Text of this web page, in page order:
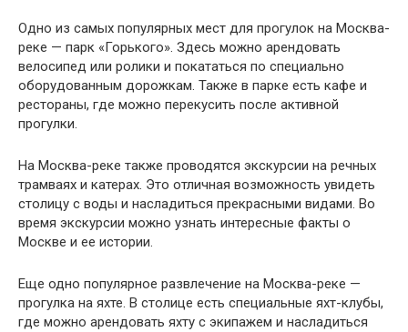
Одно из самых популярных мест для прогулок на Москва-
реке — парк «Горького». Здесь можно арендовать
велосипед или ролики и покататься по специально
оборудованным дорожкам. Также в парке есть кафе и
рестораны, где можно перекусить после активной
прогулки.
На Москва-реке также проводятся экскурсии на речных
трамваях и катерах. Это отличная возможность увидеть
столицу с воды и насладиться прекрасными видами. Во
время экскурсии можно узнать интересные факты о
Москве и ее истории.
Еще одно популярное развлечение на Москва-реке —
прогулка на яхте. В столице есть специальные яхт-клубы,
где можно арендовать яхту с экипажем и насладиться